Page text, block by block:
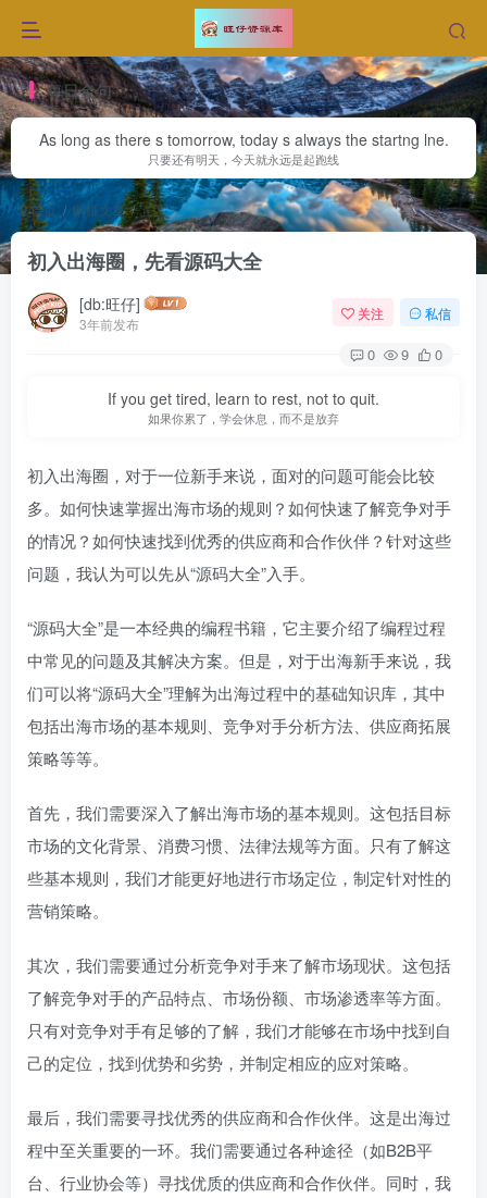
每日金句
As long as there s tomorrow, today s always the startng lne.
只要还有明天，今天就永远是起跑线
首页 网赚文章 正文
初入出海圈，先看源码大全
[db:旺仔]
3年前发布
关注 私信
0 9 0
If you get tired, learn to rest, not to quit.
如果你累了，学会休息，而不是放弃
初入出海圈，对于一位新手来说，面对的问题可能会比较
多。如何快速掌握出海市场的规则？如何快速了解竞争对手
的情况？如何快速找到优秀的供应商和合作伙伴？针对这些
问题，我认为可以先从“源码大全”入手。
“源码大全”是一本经典的编程书籍，它主要介绍了编程过程
中常见的问题及其解决方案。但是，对于出海新手来说，我
们可以将“源码大全”理解为出海过程中的基础知识库，其中
包括出海市场的基本规则、竞争对手分析方法、供应商拓展
策略等等。
首先，我们需要深入了解出海市场的基本规则。这包括目标
市场的文化背景、消费习惯、法律法规等方面。只有了解这
些基本规则，我们才能更好地进行市场定位，制定针对性的
营销策略。
其次，我们需要通过分析竞争对手来了解市场现状。这包括
了解竞争对手的产品特点、市场份额、市场渗透率等方面。
只有对竞争对手有足够的了解，我们才能够在市场中找到自
己的定位，找到优势和劣势，并制定相应的应对策略。
最后，我们需要寻找优秀的供应商和合作伙伴。这是出海过
程中至关重要的一环。我们需要通过各种途径（如B2B平
台、行业协会等）寻找优质的供应商和合作伙伴。同时，我